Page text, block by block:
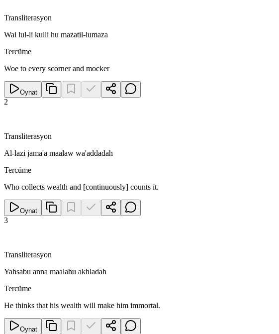
Transliterasyon
Wai lul-li kulli hu mazatil-lumaza
Tercüme
Woe to every scorner and mocker
Oynat
2
Transliterasyon
Al-lazi jama'a maalaw wa'addadah
Tercüme
Who collects wealth and [continuously] counts it.
Oynat
3
Transliterasyon
Yahsabu anna maalahu akhladah
Tercüme
He thinks that his wealth will make him immortal.
Oynat